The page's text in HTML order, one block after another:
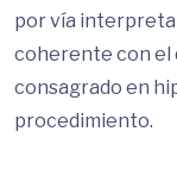
por vía
coherente con el
consagrado en
procedimiento.